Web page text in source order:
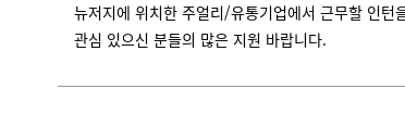
뉴저지에 위치한 주얼리/유통기업에서 근무할 인턴
관심 있으신 분들의 많은 지원 바랍니다.